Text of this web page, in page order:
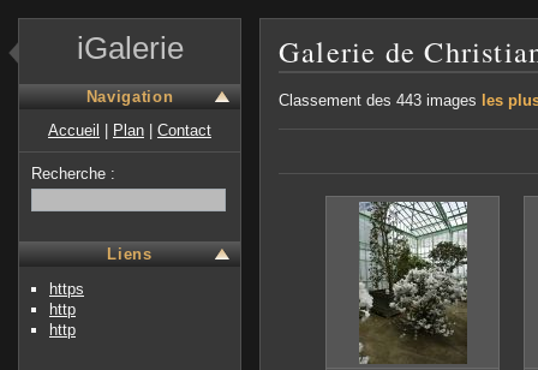
iGalerie
Navigation
Accueil
Plan Contact
Recherche :
Liens
https
http
http
Galerie de
Classement des 443 images les